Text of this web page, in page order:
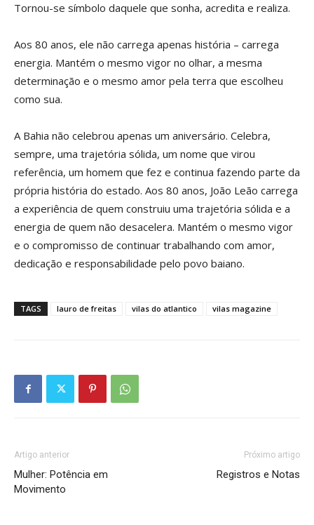
Tornou-se símbolo daquele que sonha, acredita e realiza.
Aos 80 anos, ele não carrega apenas história – carrega
energia. Mantém o mesmo vigor no olhar, a mesma
determinação e o mesmo amor pela terra que escolheu
como sua.
A Bahia não celebrou apenas um aniversário. Celebra,
sempre, uma trajetória sólida, um nome que virou
referência, um homem que fez e continua fazendo parte da
própria história do estado. Aos 80 anos, João Leão carrega
a experiência de quem construiu uma trajetória sólida e a
energia de quem não desacelera. Mantém o mesmo vigor
e o compromisso de continuar trabalhando com amor,
dedicação e responsabilidade pelo povo baiano.
TAGS lauro de freitas vilas do atlantico vilas magazine
Artigo anterior
Mulher: Potência em
Movimento
Próximo artigo
Registros e Notas